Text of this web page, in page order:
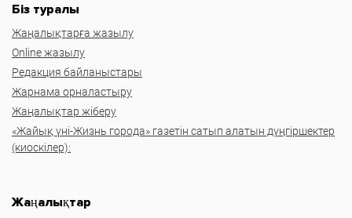
Біз туралы
Жаңалықтарға жазылу
Online жазылу
Редакция байланыстары
Жарнама орналастыру
Жаңалықтар жіберу
«Жайық үні-Жизнь города» газетін сатып алатын дүңгіршектер
(киоскілер):
Жаңалықтар